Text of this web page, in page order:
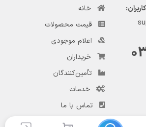
خانه
قیمت محصولات
اعلام موجودی
خریداران
تأمین‌کنندگان
خدمات
تماس با ما